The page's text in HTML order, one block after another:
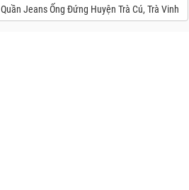
Quần Jeans Ống Đứng Huyện Trà Cú, Trà Vinh